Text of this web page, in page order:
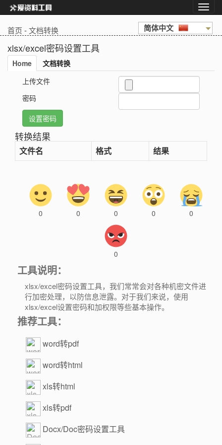
首页 -文档转换 简体中文
xlsx/excel密码设置工具
Home
文档转换
上传文件
密码
转换结果
文件名 格式 结果
0 0 0 0 0
0
工具说明：
xlsx/excel密码设置工具，我们常常会对各种机密文件进
行加密处理，以防信息泄露。对于我们来说，使用
xlsx/excel设置密码和加权限等些基本操作。
推荐工具：
word转pdf
word转html
xls转html
xls转pdf
Docx/Doc密码设置工具